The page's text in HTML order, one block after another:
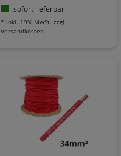
sofort lieferbar
* inkl. 19% MwSt. zzgl.
Versandkosten